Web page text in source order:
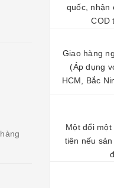
quốc, nhận
COD
Giao hàng
(Áp dụng
HCM, Bắc
Một đổi
tiên nếu